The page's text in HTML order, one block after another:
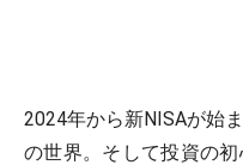
2024年から新NISAが始
の世界。そして投資の